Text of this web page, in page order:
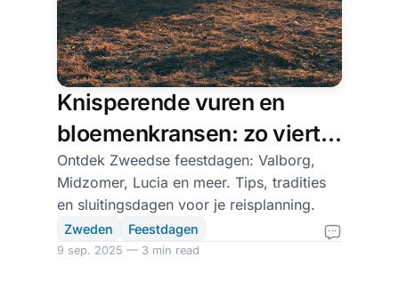
Knisperende vuren en
bloemenkransen: zo viert
Zweden het jaar
Ontdek Zweedse feestdagen: Valborg,
Midzomer, Lucia en meer. Tips, tradities
en sluitingsdagen voor je reisplanning.
Zweden Feestdagen
9 sep. 2025 — 3 min read